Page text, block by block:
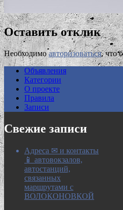
Оставить отклик
Необходимоавторизоваться, что
Объявления
Категории
О проекте
Правила
Записи
Свежие записи
Адреса ✉ и контакты
📱 автовокзалов,
автостанций,
связанных
маршрутами с
ВОЛОКОНОВКОЙ